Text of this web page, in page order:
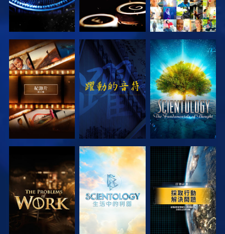
探索系列節目 觀看 探索系列節目
探索系列節目 探索系列節目 觀看